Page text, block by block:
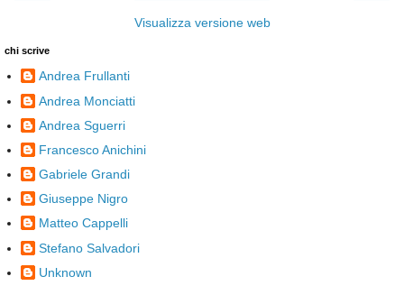
Visualizza versione web
chi scrive
Andrea Frullanti
Andrea Monciatti
Andrea Sguerri
Francesco Anichini
Gabriele Grandi
Giuseppe Nigro
Matteo Cappelli
Stefano Salvadori
Unknown